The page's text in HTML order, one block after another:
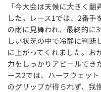
「今大会は天候に大きく
した。レース1では、2番
の雨に見舞われ、最終的に
しい状況の中で冷静に判断
に上がってくれました。お
力をしっかりアピールでき
ース2では、ハーフウェッ
のグリップが得られず、我